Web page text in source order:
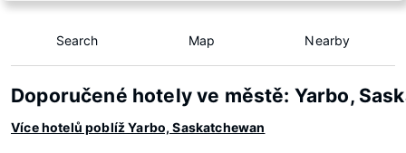
Search Map Nearby
Doporučené hotely ve městě: Yarbo,
Více hotelů poblíž Yarbo, Saskatchewan